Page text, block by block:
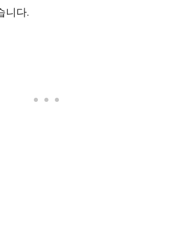
니다.